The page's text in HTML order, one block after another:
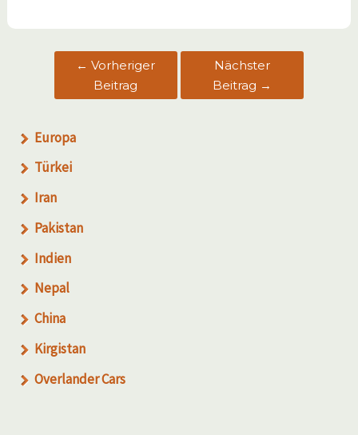
← Vorheriger
Beitrag
Nächster
Beitrag →
Europa
Türkei
Iran
Pakistan
Indien
Nepal
China
Kirgistan
Overlander Cars